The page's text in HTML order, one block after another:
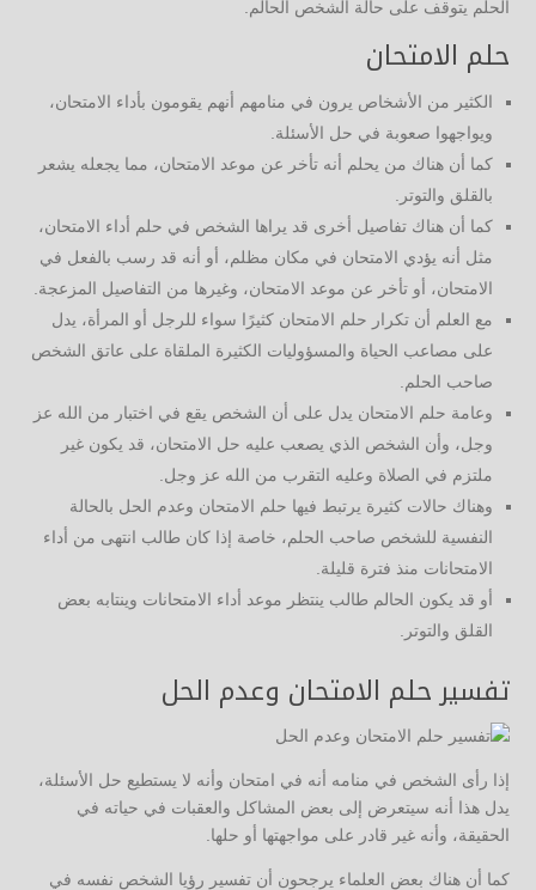
الحلم يتوقف على حالة الشخص الحالم.
حلم الامتحان
الكثير من الأشخاص يرون في منامهم أنهم يقومون بأداء الامتحان،
ويواجهوا صعوبة في حل الأسئلة.
كما أن هناك من يحلم أنه تأخر عن موعد الامتحان، مما يجعله يشعر
بالقلق والتوتر.
كما أن هناك تفاصيل أخرى قد يراها الشخص في حلم أداء الامتحان،
مثل أنه يؤدي الامتحان في مكان مظلم، أو أنه قد رسب بالفعل في
الامتحان، أو تأخر عن موعد الامتحان، وغيرها من التفاصيل المزعجة.
مع العلم أن تكرار حلم الامتحان كثيرًا سواء للرجل أو المرأة، يدل
على مصاعب الحياة والمسؤوليات الكثيرة الملقاة على عاتق الشخص
صاحب الحلم.
وعامة حلم الامتحان يدل على أن الشخص يقع في اختبار من الله عز
وجل، وأن الشخص الذي يصعب عليه حل الامتحان، قد يكون غير
ملتزم في الصلاة وعليه التقرب من الله عز وجل.
وهناك حالات كثيرة يرتبط فيها حلم الامتحان وعدم الحل بالحالة
النفسية للشخص صاحب الحلم، خاصة إذا كان طالب انتهى من أداء
الامتحانات منذ فترة قليلة.
أو قد يكون الحالم طالب ينتظر موعد أداء الامتحانات وينتابه بعض
القلق والتوتر.
تفسير حلم الامتحان وعدم الحل
إذا رأى الشخص في منامه أنه في امتحان وأنه لا يستطيع حل الأسئلة،
يدل هذا أنه سيتعرض إلى بعض المشاكل والعقبات في حياته في
الحقيقة، وأنه غير قادر على مواجهتها أو حلها.
كما أن هناك بعض العلماء يرجحون أن تفسير رؤيا الشخص نفسه في